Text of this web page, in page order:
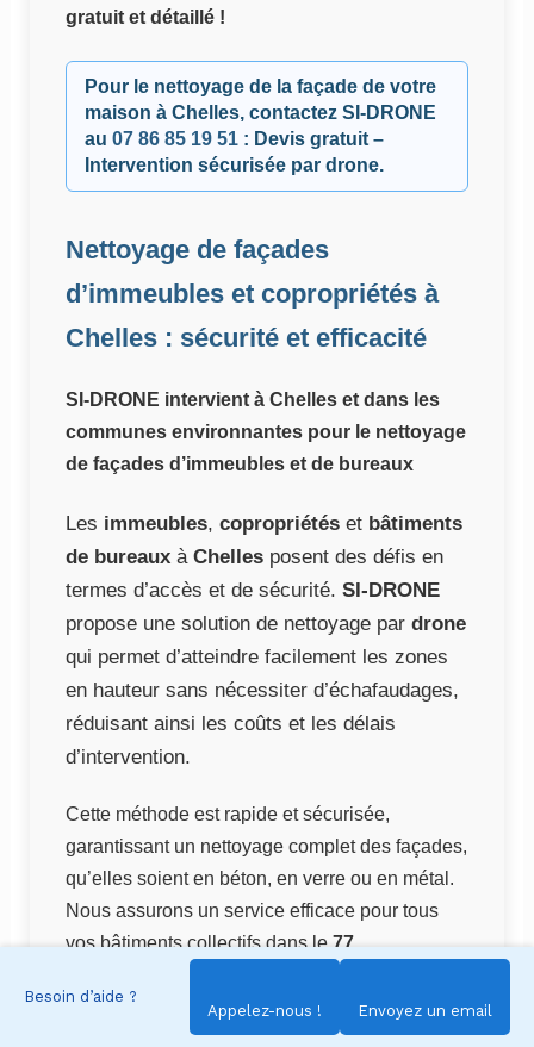
Besoin d’aide ?
Appelez-nous !
Envoyez un email
gratuit et détaillé !
Pour le nettoyage de la façade de votre
maison à Chelles, contactez SI-DRONE
au 07 86 85 19 51: Devis gratuit –
Intervention sécurisée par drone.
Nettoyage de façades
d’immeubles et copropriétés à
Chelles : sécurité et efficacité
SI-DRONE intervient à Chelles et dans les
communes environnantes pour le nettoyage
de façades d’immeubles et de bureaux
Les immeubles, copropriétéset bâtiments
de bureauxà Chellesposent des défis en
termes d’accès et de sécurité. SI-DRONE
propose une solution de nettoyage par drone
qui permet d’atteindre facilement les zones
en hauteur sans nécessiter d’échafaudages,
réduisant ainsi les coûts et les délais
d’intervention.
Cette méthode est rapide et sécurisée,
garantissant un nettoyage complet des façades,
qu’elles soient en béton, en verre ou en métal.
Nous assurons un service efficace pour tous
vos bâtiments collectifs dans le 77.
Pour l’entretien de la façade de votre
immeuble à Chelles, contactezSI-